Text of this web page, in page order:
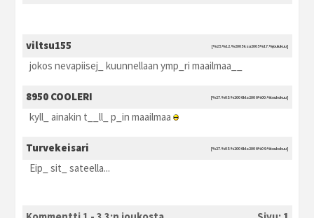
viltsu155 [%25.%12.%2005 ksu2005 %17:%joulukuu]
jokos nevapiisej_ kuunnellaan ymp_ri maailmaa__
8950 COOLERI [%27.%05.%2006 kla2006 %00:%toukokuu]
kyll_ ainakin t__ll_ p_in maailmaa
Turvekeisari [%27.%05.%2006 kla2006 %09:%toukokuu]
Eip_ sit_ sateella...